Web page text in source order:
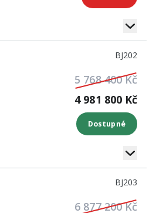
BJ202
5 768 400 Kč
4 981 800 Kč
Dostupné
BJ203
6 877 200 Kč